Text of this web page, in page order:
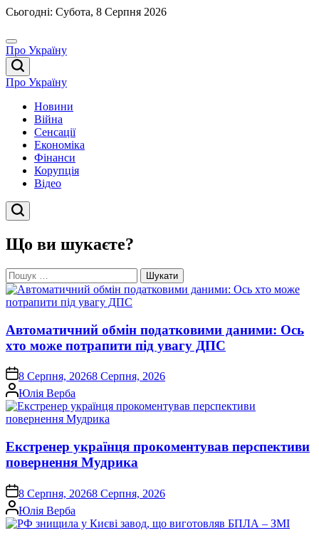
Перейти
вмісту
Сьогодні: Субота, 8 Серпня 2026
Про Україну
Про Україну
Новини
Війна
Сенсації
Економіка
Фінанси
Корупція
Відео
Що ви шукаєте?
Пошук:
Автоматичний обмін податковими даними: Ось
хто може потрапити під увагу ДПС
on8 Серпня, 20268 Серпня, 2026
Опубліковано
Юлія Верба
Екстренер українця прокоментував перспективи
повернення Мудрика
on8 Серпня, 20268 Серпня, 2026
Опубліковано
Юлія Верба